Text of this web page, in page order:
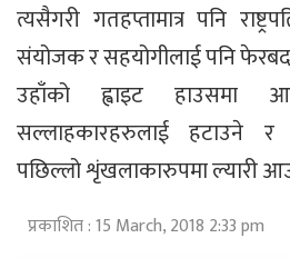
त्यसैगरी गतहप्तामात्र पनि
संयोजक र सहयोगीलाई पनि
उहाँको ह्वाइट हाउसमा
सल्लाहकारहरुलाई हटाउने र
पछिल्लो शृंखलाकारुपमा ल्यारी
प्रकाशित : 15 March, 2018 2:33 pm